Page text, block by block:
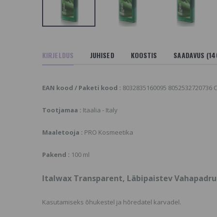
KIRJELDUS JUHISED KOOSTIS SAADAVUS
EAN kood / Paketi kood : 8032835160095 8052532720736
Tootjamaa : Itaalia - Italy
Maaletooja : PRO Kosmeetika
Pakend : 100 ml
Italwax Transparent, Läbipaistev
Kasutamiseks õhukestel ja hõredatel karvadel.
Rullikuga,
Bronze
testi toote nimi
0.21 €
vaha seadmete ja
tööriistade